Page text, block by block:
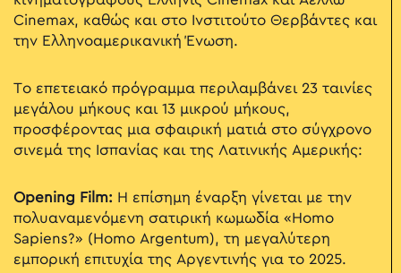
Cinemax, καθώς και στο Ινστιτούτο Θερβάντες και
την Ελληνοαμερικανική Ένωση.
Το επετειακό πρόγραμμα περιλαμβάνει 23 ταινίες
μεγάλου μήκους και 13 μικρού μήκους,
προσφέροντας μια σφαιρική ματιά στο σύγχρονο
σινεμά της Ισπανίας και της Λατινικής Αμερικής:
Opening Film: Η επίσημη έναρξη γίνεται με την
πολυαναμενόμενη σατιρική κωμωδία «Homo
Sapiens?» (Homo Argentum), τη μεγαλύτερη
εμπορική επιτυχία της Αργεντινής για το 2025.